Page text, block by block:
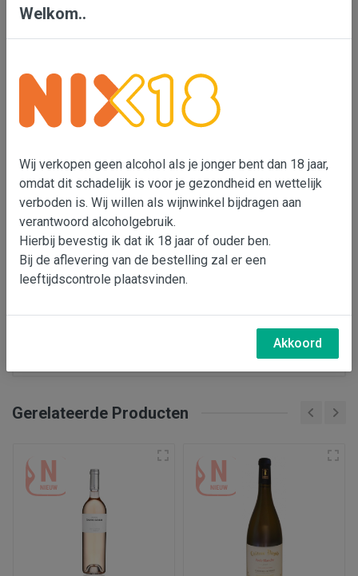
overigens. Het Château is tot op heden nog niet
verkocht en tot die tijd blijft Bruno er in ieder geval
Château komen en deze 'Prunelles' is dan ook
dezelfde wijn als de rode Condamine.
Grenache en Syrah. Een echte Languedoc: rijp fruit,
lekker wat kruidigheid, zachte tannines en lekker vol
op de afdronk. Een wijn die niet snel zal gaan
vervelen!
Laatste flessen Prunelles...
Soort wijn
Rode wijn
Coteaux du Languedoc
Gerelateerde Producten
Welkom..
Wij verkopen geen alcohol als je jonger bent dan 18 jaar,
omdat dit schadelijk is voor je gezondheid en wettelijk
verboden is. Wij willen als wijnwinkel bijdragen aan
verantwoord alcoholgebruik.
Hierbij bevestig ik dat ik 18 jaar of ouder ben.
Bij de aflevering van de bestelling zal er een
leeftijdscontrole plaatsvinden.
Akkoord